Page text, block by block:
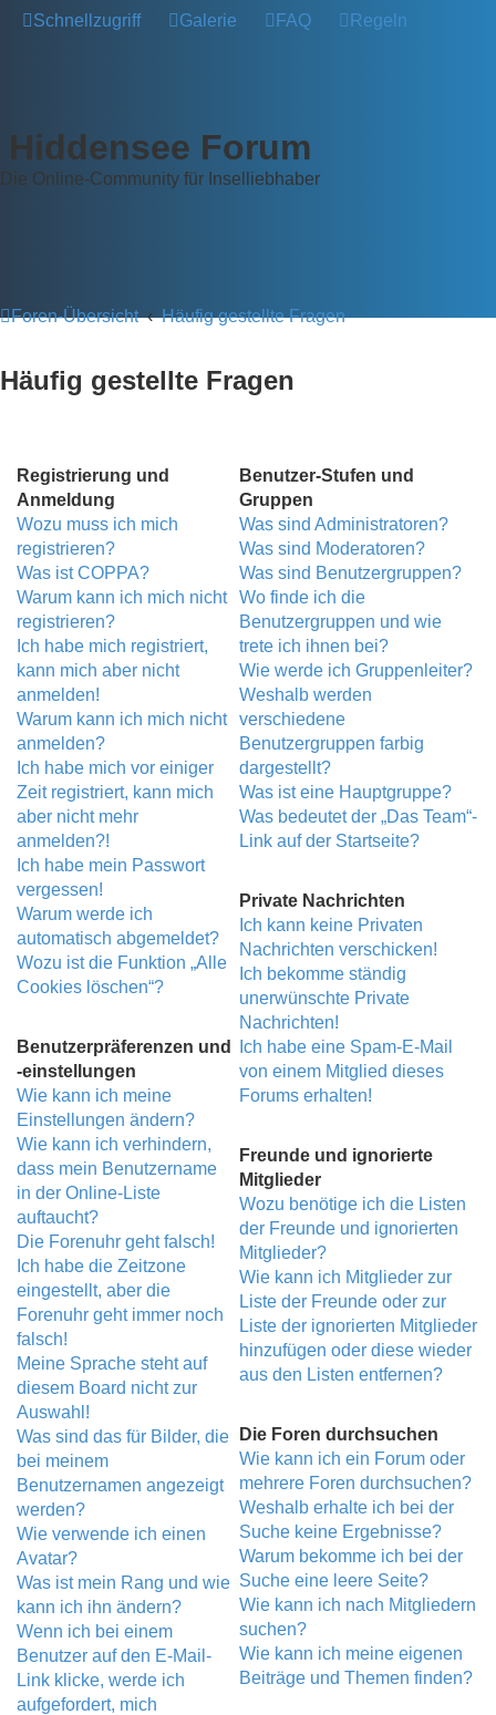
Schnellzugriff Galerie FAQ Regeln
Hiddensee Forum
Die Online-Community für Inselliebhaber
Foren-Übersicht Häufig gestellte Fragen
Häufig gestellte Fragen
Registrierung und
Anmeldung
Wozu muss ich mich
registrieren?
Was ist COPPA?
Warum kann ich mich nicht
registrieren?
Ich habe mich registriert,
kann mich aber nicht
anmelden!
Warum kann ich mich nicht
anmelden?
Ich habe mich vor einiger
Zeit registriert, kann mich
aber nicht mehr
anmelden?!
Ich habe mein Passwort
vergessen!
Warum werde ich
automatisch abgemeldet?
Wozu ist die Funktion „Alle
Cookies löschen“?
Benutzerpräferenzen und
-einstellungen
Wie kann ich meine
Einstellungen ändern?
Wie kann ich verhindern,
dass mein Benutzername
in der Online-Liste
auftaucht?
Die Forenuhr geht falsch!
Ich habe die Zeitzone
eingestellt, aber die
Forenuhr geht immer noch
falsch!
Meine Sprache steht auf
diesem Board nicht zur
Auswahl!
Was sind das für Bilder, die
bei meinem
Benutzernamen angezeigt
werden?
Wie verwende ich einen
Avatar?
Was ist mein Rang und wie
kann ich ihn ändern?
Wenn ich bei einem
Benutzer auf den E-Mail-
Link klicke, werde ich
aufgefordert, mich
Benutzer-Stufen und
Gruppen
Was sind Administratoren?
Was sind Moderatoren?
Was sind Benutzergruppen?
Wo finde ich die
Benutzergruppen und wie
trete ich ihnen bei?
Wie werde ich Gruppenleiter?
Weshalb werden
verschiedene
Benutzergruppen farbig
dargestellt?
Was ist eine Hauptgruppe?
Was bedeutet der „Das Team“-
Link auf der Startseite?
Private Nachrichten
Ich kann keine Privaten
Nachrichten verschicken!
Ich bekomme ständig
unerwünschte Private
Nachrichten!
Ich habe eine Spam-E-Mail
von einem Mitglied dieses
Forums erhalten!
Freunde und ignorierte
Mitglieder
Wozu benötige ich die Listen
der Freunde und ignorierten
Mitglieder?
Wie kann ich Mitglieder zur
Liste der Freunde oder zur
Liste der ignorierten Mitglieder
hinzufügen oder diese wieder
aus den Listen entfernen?
Die Foren durchsuchen
Wie kann ich ein Forum oder
mehrere Foren durchsuchen?
Weshalb erhalte ich bei der
Suche keine Ergebnisse?
Warum bekomme ich bei der
Suche eine leere Seite?
Wie kann ich nach Mitgliedern
suchen?
Wie kann ich meine eigenen
Beiträge und Themen finden?